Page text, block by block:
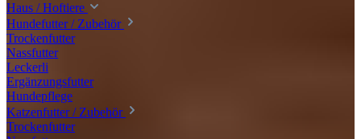
Haus / Hoftiere
Hundefutter / Zubehör
Trockenfutter
Nassfutter
Leckerli
Ergänzungsfutter
Hundepflege
Katzenfutter / Zubehör
Trockenfutter